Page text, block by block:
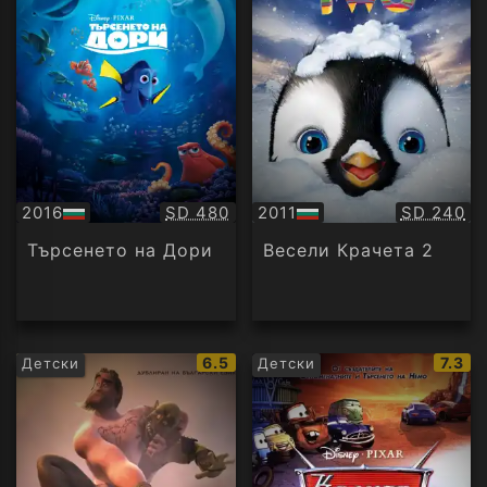
2016
БГ
аудио
Качество:
SD 480
Търсенето на Дори
2011
БГ
аудио
SD 240
Весели Крачета 2
Детски
IMDb
рейтинг:
6.5 Детски
IMDb
7.3